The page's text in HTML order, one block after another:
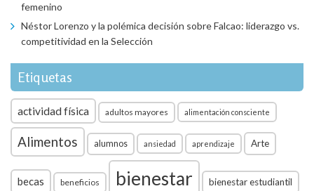
femenino
Néstor Lorenzo y la polémica decisión sobre Falcao: liderazgo vs.
competitividad en la Selección
Etiquetas
actividad física adultos mayores alimentación consciente
Alimentos alumnos ansiedad aprendizaje Arte
becas beneficios bienestar bienestar estudiantil